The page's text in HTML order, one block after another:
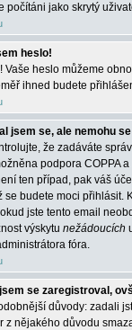
počítáni jako skrytý
heslo!
Vaše heslo můžeme
ihned budete
jsem se, ale nemohu
že zadáváte
podpora COPPA
ten případ, pak váš
se budete moci přihlásit.
jste tento email
výskytu nežádoucích
fóra.
se zaregistroval,
důvody: zadali
z nějakého důvodu